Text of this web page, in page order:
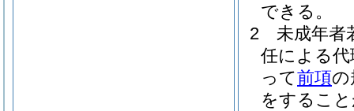
できる。
2
未成年者
任による代
って前項の
をするこ